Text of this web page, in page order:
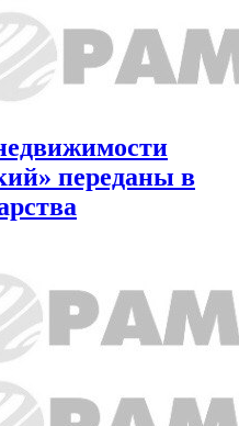
переданы в